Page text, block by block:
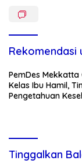
Rekomendasi
PemDes Mekkatta
Kelas Ibu Hamil,
Pengetahuan
Tinggalkan